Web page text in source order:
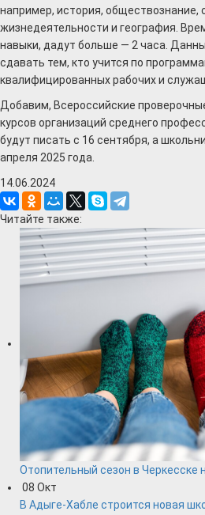
например, история, обществознание,
жизнедеятельности и география.
навыки, дадут больше — 2 часа.
сдавать тем, кто учится по
квалифицированных рабочих и
Добавим, Всероссийские
курсов организаций среднего
будут писать с 16 сентября, а
апреля 2025 года.
14.06.2024
Читайте также:
Отопительный сезон в Черкесске
08 Окт
В Адыге-Хабле строится новая